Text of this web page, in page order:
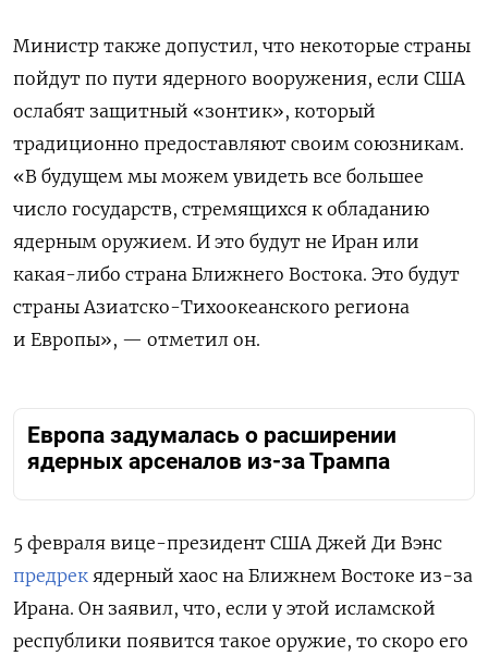
Министр также допустил, что некоторые страны
пойдут по пути ядерного вооружения, если США
ослабят защитный «зонтик», который
традиционно предоставляют своим союзникам.
«В будущем мы можем увидеть все большее
число государств, стремящихся к обладанию
ядерным оружием. И это будут не Иран или
какая-либо страна Ближнего Востока. Это будут
страны Азиатско-Тихоокеанского региона
и Европы», — отметил он.
Европа задумалась о расширении
ядерных арсеналов из-за Трампа
5 февраля вице-президент США Джей Ди Вэнс
предрек ядерный хаос на Ближнем Востоке из-за
Ирана. Он заявил, что, если у этой исламской
республики появится такое оружие, то скоро его